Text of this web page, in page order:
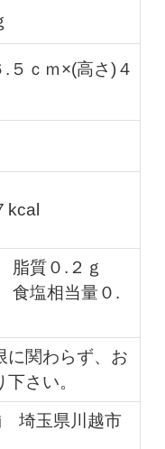
. ５ｃｍ×(高さ)４
kcal
脂質０.２ｇ
食塩相当量０.
関わらず、お
さい。
埼玉県川越市